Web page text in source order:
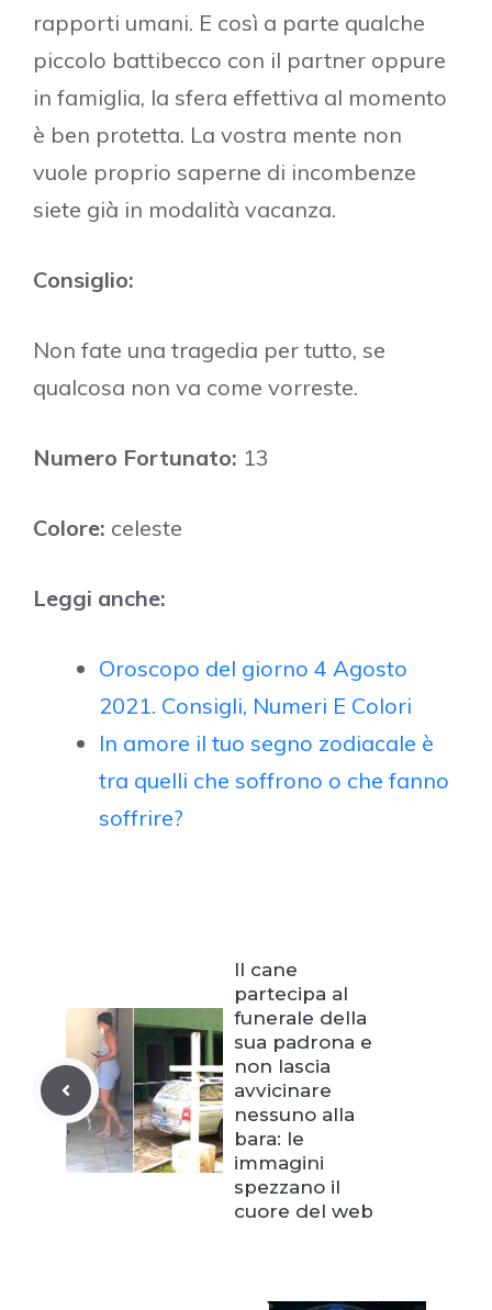
rapporti umani. E così a parte qualche
piccolo battibecco con il partner oppure
in famiglia, la sfera effettiva al momento
è ben protetta. La vostra mente non
vuole proprio saperne di incombenze
siete già in modalità vacanza.
Consiglio:
Non fate una tragedia per tutto, se
qualcosa non va come vorreste.
Numero Fortunato: 13
Colore: celeste
Leggi anche:
Oroscopo del giorno 4 Agosto
2021. Consigli, Numeri E Colori
In amore il tuo segno zodiacale è
tra quelli che soffrono o che fanno
soffrire?
Il cane
partecipa al
funerale della
sua padrona e
non lascia
avvicinare
nessuno alla
bara: le
immagini
spezzano il
cuore del web